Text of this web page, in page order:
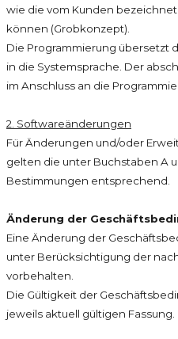
wie die vom Kunden
können (Grobkonzept).
Die Programmierung übersetzt
in die Systemsprache. Der
im Anschluss an die
2. Softwareänderungen
Für Änderungen und/oder
gelten die unter Buchstaben A
Bestimmungen entsprechend.
Änderung der
Eine Änderung der
unter Berücksichtigung der
vorbehalten.
Die Gültigkeit der
jeweils aktuell gültigen Fassung.